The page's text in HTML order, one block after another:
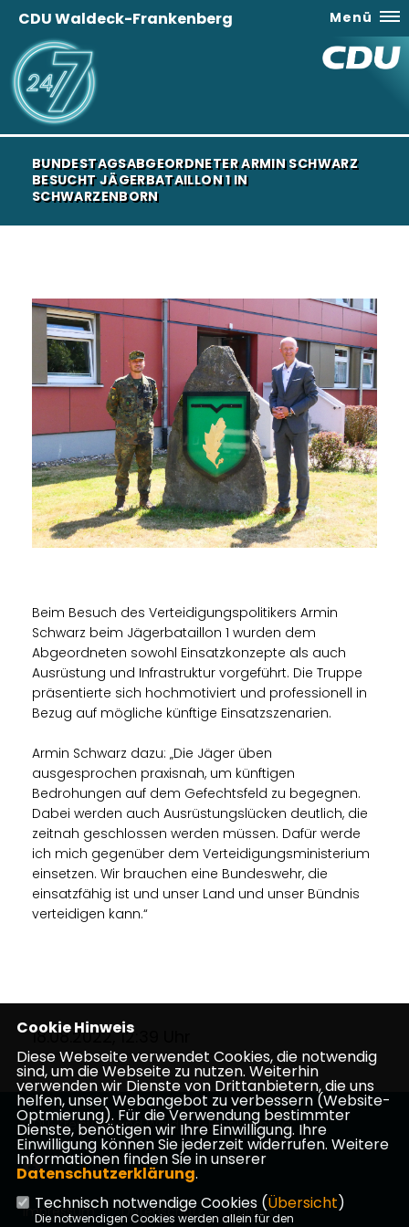
CDU Waldeck-Frankenberg Menü
BUNDESTAGSABGEORDNETER ARMIN SCHWARZ
BESUCHT JÄGERBATAILLON 1 IN
SCHWARZENBORN
Beim Besuch des Verteidigungspolitikers Armin
Schwarz beim Jägerbataillon 1 wurden dem
Abgeordneten sowohl Einsatzkonzepte als auch
Ausrüstung und Infrastruktur vorgeführt. Die Truppe
präsentierte sich hochmotiviert und professionell in
Bezug auf mögliche künftige Einsatzszenarien.
Armin Schwarz dazu: „Die Jäger üben
ausgesprochen praxisnah, um künftigen
Bedrohungen auf dem Gefechtsfeld zu begegnen.
Dabei werden auch Ausrüstungslücken deutlich, die
zeitnah geschlossen werden müssen. Dafür werde
ich mich gegenüber dem Verteidigungsministerium
einsetzen. Wir brauchen eine Bundeswehr, die
einsatzfähig ist und unser Land und unser Bündnis
verteidigen kann.“
18.08.2022, 12:39 Uhr
CDU-Kreisverband Waldeck-Frankenberg
Impressum Datenschutz Kontakt
Cookie Hinweis
Diese Webseite verwendet Cookies, die notwendig
sind, um die Webseite zu nutzen. Weiterhin
verwenden wir Dienste von Drittanbietern, die uns
helfen, unser Webangebot zu verbessern (Website-
Optmierung). Für die Verwendung bestimmter
Dienste, benötigen wir Ihre Einwilligung. Ihre
Einwilligung können Sie jederzeit widerrufen. Weitere
Informationen finden Sie in unserer
Datenschutzerklärung.
Technisch notwendige Cookies (Übersicht)
Die notwendigen Cookies werden allein für den